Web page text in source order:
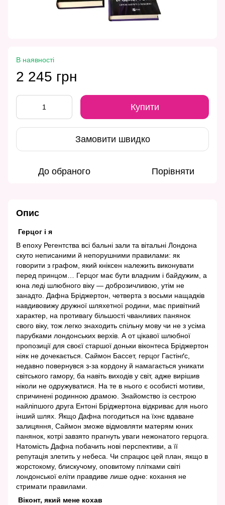
В наявності
2 245 грн
Купити
Замовити швидко
До обраного Порівняти
Опис
Герцог і я
В епоху Регентства всі бальні зали та вітальні Лондона
скуто неписаними й непорушними правилами: як
говорити з графом, який кніксен належить виконувати
перед принцом… Герцог має бути владним і байдужим, а
юна леді шлюбного віку — доброзичливою, утім не
занадто. Дафна Бріджертон, четверта з восьми нащадків
навдивовижу дружної шляхетної родини, має привітний
характер, на противагу більшості чванливих панянок
свого віку, тож легко знаходить спільну мову чи не з усіма
парубками лондонських верхів. А от цікавої шлюбної
пропозиції для своєї старшої доньки віконтеса Бріджертон
ніяк не дочекається. Саймон Бассет, герцог Гастінґс,
недавно повернувся з-за кордону й намагається уникати
світського гамору, ба навіть виходів у світ, адже вирішив
ніколи не одружуватися. На те в нього є особисті мотиви,
спричинені родинною драмою. Знайомство із сестрою
найліпшого друга Ентоні Бріджертона відкриває для нього
інший шлях. Якщо Дафна погодиться на їхнє вдаване
залицяння, Саймон зможе відмовляти матерям юних
панянок, котрі завзято прагнуть уваги нежонатого герцога.
Натомість Дафна побачить нові перспективи, а її
репутація злетить у небеса. Чи спрацює цей план, якщо в
жорстокому, блискучому, оповитому плітками світі
лондонської еліти правдиве лише одне: кохання не
стримати правилами.
Віконт, який мене кохав